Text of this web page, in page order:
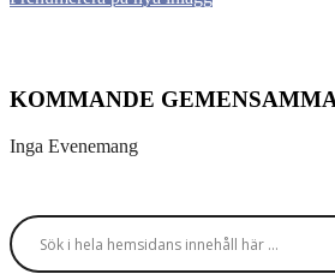
KOMMANDE
Inga Evenemang